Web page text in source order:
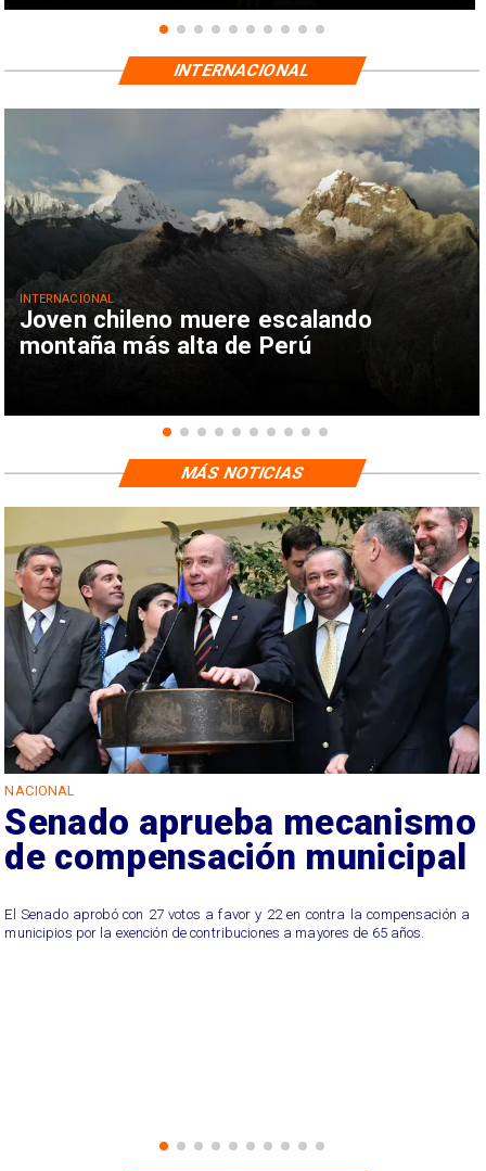
Joven chileno muere escalando
montaña más alta de Perú
INTERNACIONAL
INTERNACIONAL
NACIONAL
Senado aprueba mecanismo
de compensación municipal
El Senado aprobó con 27 votos a favor y 22 en contra la compensación a
municipios por la exención de contribuciones a mayores de 65 años.
MÁS NOTICIAS